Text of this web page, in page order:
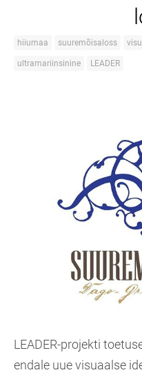
hiiumaa suuremõisaloss
ultramariinsinine LEADER
LEADER-projekti
endale uue visuaalse